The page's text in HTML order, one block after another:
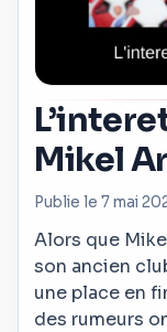
Mikel
Publie le 7 mai
Alors que
son ancien
une place en
des rumeurs